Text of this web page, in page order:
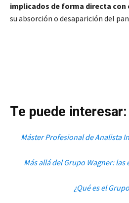
implicados de forma directa con
su absorción o desaparición del
Te puede interesar:
Máster Profesional de Analista
Más allá del Grupo Wagner:
¿Qué es el